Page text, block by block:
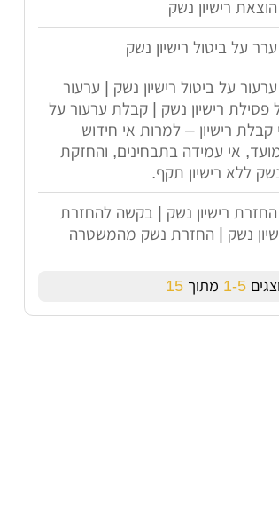
הוצאת רישיון נשק
ערר על ביטול רישיון נשק
ערעור על ביטול רישיון נשק | ערעור
פסילת רישיון נשק | קבלת ערעור על
קבלת רישיון – למרות אי חידוש
אי עמידה בתבחינים, והחזקת
ללא רישיון תקף.
החזרת רישיון נשק | בקשה להחזרת
נשק | החזרת נשק מהמשטרה
1-5 מתוך15